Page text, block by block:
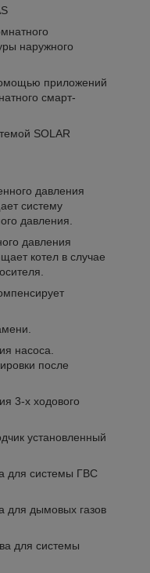
наружного
приложений
смарт-
SOLAR
давления
систему
давления.
давления
котел в случае
насоса.
после
3-х ходового
установленный
для системы ГВС
для дымовых газов
для системы